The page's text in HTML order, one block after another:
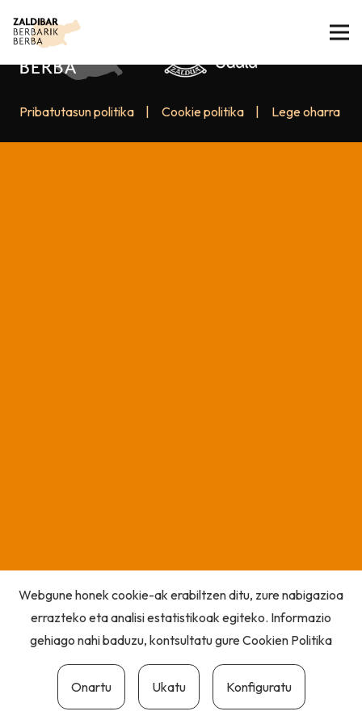
Pribatutasun politika Cookie politika Lege oharra
Webgune honek cookie-ak erabiltzen ditu, zure nabigazioa
errazteko eta analisi estatistikoak egiteko. Informazio
gehiago nahi baduzu, kontsultatu gureCookien Politika
Onartu Ukatu Konfiguratu